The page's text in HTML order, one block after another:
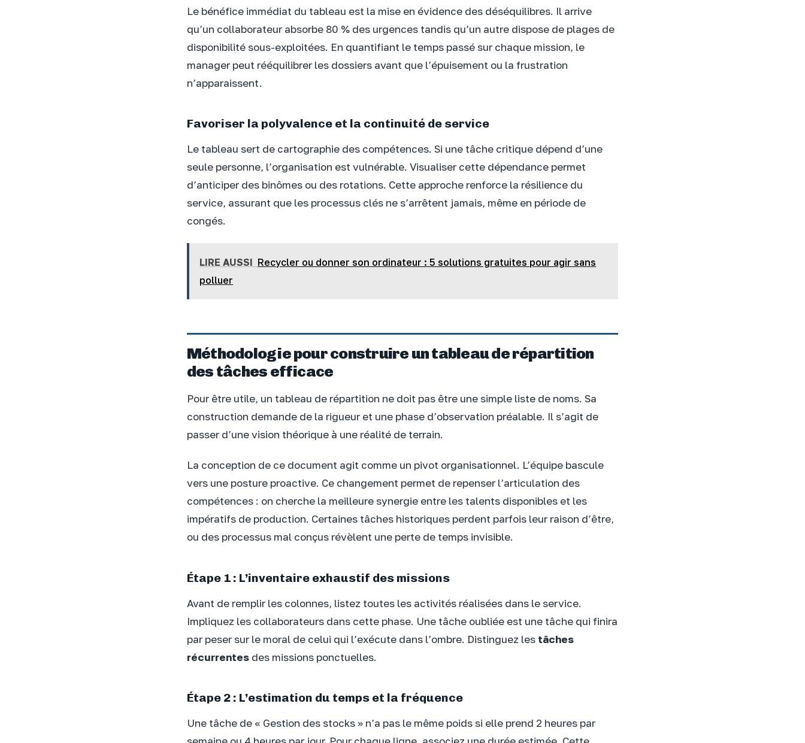
Le bénéfice immédiat du tableau est la mise en évidence des déséquilibres. Il arrive
qu’un collaborateur absorbe 80 % des urgences tandis qu’un autre dispose de plages de
disponibilité sous-exploitées. En quantifiant le temps passé sur chaque mission, le
manager peut rééquilibrer les dossiers avant que l’épuisement ou la frustration
n’apparaissent.
Favoriser la polyvalence et la continuité de service
Le tableau sert de cartographie des compétences. Si une tâche critique dépend d’une
seule personne, l’organisation est vulnérable. Visualiser cette dépendance permet
d’anticiper des binômes ou des rotations. Cette approche renforce la résilience du
service, assurant que les processus clés ne s’arrêtent jamais, même en période de
congés.
LIRE AUSSI Recycler ou donner son ordinateur : 5 solutions gratuites pour agir sans
polluer
Méthodologie pour construire un tableau de répartition
des tâches efficace
Pour être utile, un tableau de répartition ne doit pas être une simple liste de noms. Sa
construction demande de la rigueur et une phase d’observation préalable. Il s’agit de
passer d’une vision théorique à une réalité de terrain.
La conception de ce document agit comme un pivot organisationnel. L’équipe bascule
vers une posture proactive. Ce changement permet de repenser l’articulation des
compétences : on cherche la meilleure synergie entre les talents disponibles et les
impératifs de production. Certaines tâches historiques perdent parfois leur raison d’être,
ou des processus mal conçus révèlent une perte de temps invisible.
Étape 1 : L’inventaire exhaustif des missions
Avant de remplir les colonnes, listez toutes les activités réalisées dans le service.
Impliquez les collaborateurs dans cette phase. Une tâche oubliée est une tâche qui finira
par peser sur le moral de celui qui l’exécute dans l’ombre. Distinguez les tâches
récurrentes des missions ponctuelles.
Étape 2 : L’estimation du temps et la fréquence
Une tâche de « Gestion des stocks » n’a pas le même poids si elle prend 2 heures par